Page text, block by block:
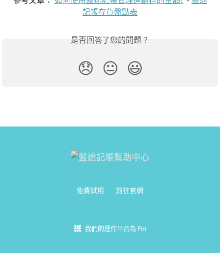
記帳存貨盤點表
是否回答了您的問題？
😞 😐 😃
免費試用 前往官網
我們的運作平台為 Fin